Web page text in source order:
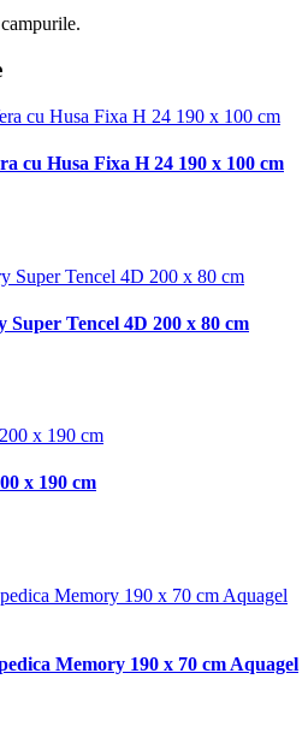
cu Husa Fixa H 24 190 x 100 cm
Tencel 4D 200 x 80 cm
x 190 cm
Memory 190 x 70 cm Aquagel